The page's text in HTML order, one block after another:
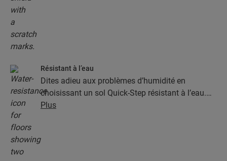
Résistant à l’eau
Dites adieu aux problèmes d’humidité en
choisissant un sol Quick-Step résistant à l’eau.
Ces sols sont non seulement élégants et naturels,
Plus